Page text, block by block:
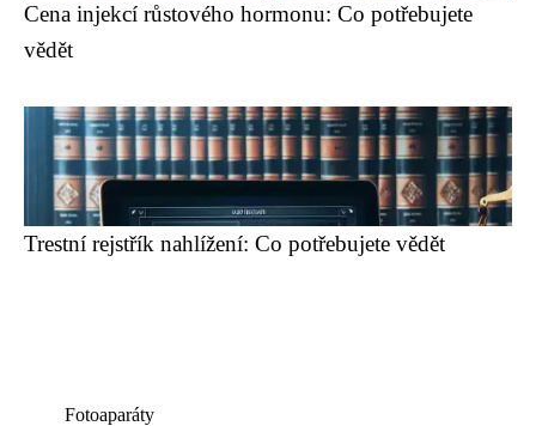
Cena injekcí růstového hormonu: Co potřebujete
vědět
Trestní rejstřík nahlížení: Co potřebujete vědět
Fotoaparáty